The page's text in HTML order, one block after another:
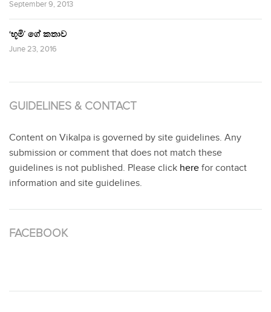
September 9, 2013
‘භූමි’ ගේ කතාව
June 23, 2016
GUIDELINES & CONTACT
Content on Vikalpa is governed by site guidelines. Any
submission or comment that does not match these
guidelines is not published. Please click here for contact
information and site guidelines.
FACEBOOK